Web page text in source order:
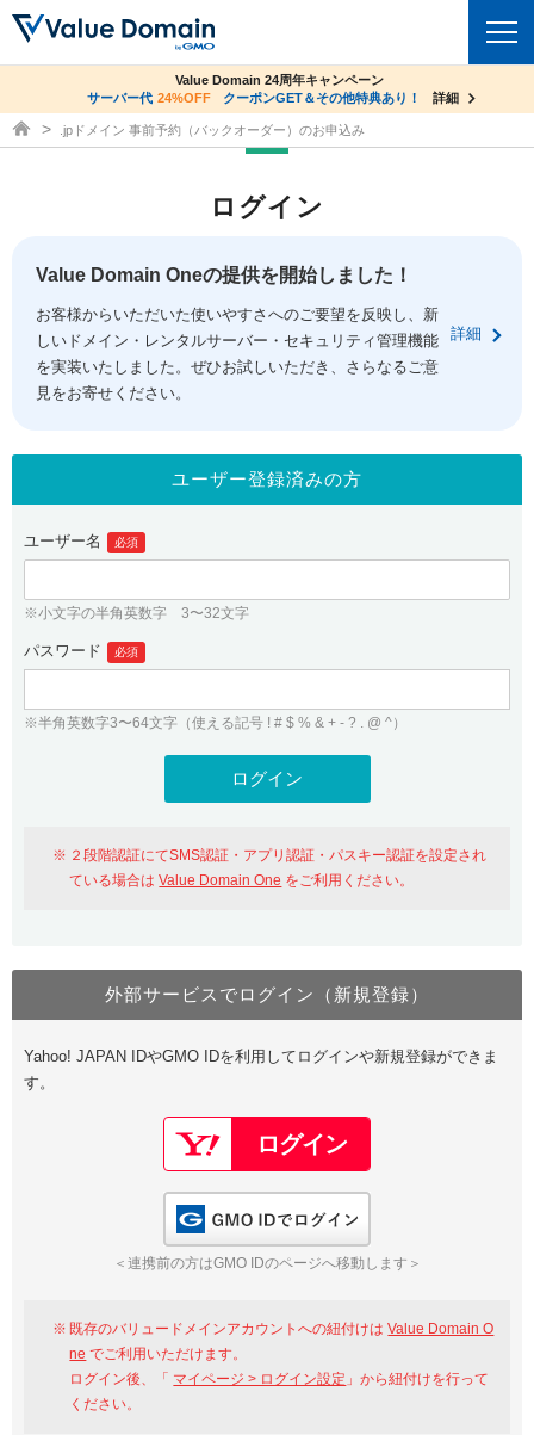
ドメイントップ
ドメイン移管
ドメイン価格一覧
ドメイン一括検索
.jpドメインオークション
gTLDオークション NEW!
.jpドメインバックオーダー
プレミアムドメイン
人気ドメインの種類
WHOIS検索
コアサーバー
バリューサーバー
XREA
セキュリティトップ
Value Domain ネットde診断
SSL証明書
サービストップ
お得意様割引
紹介制度
バリュードメインAPI
ドメイン・ホスティングOEM
facebook
ログイン
従来のバリュードメインをご利用希望の方
Value Domainにログイン
おすすめ One レンタルサーバーを含む最新の機能を使う方
Value Domain Oneにログイン
Google
GMO ID Amazon
※AmazonはValue Domain Oneのログイン画面へ遷移します
ユーザー登録
Value Domain Oneアカウント作成
以下でも登録可能
Google Yahoo!
GMO ID
co.jpドメイン✕コアサーバーV2ビジネス応援キャンペーン
サーバー料金1年間無料
詳細
Value Domain 24周年キャンペーン
サーバー代 24%OFF クーポンGET＆その他特典あり！ 詳細
ドメイン取得ならバリュードメイン
.jpドメイン 事前予約（バックオーダー）のお申込み
ログイン
Value Domain Oneの提供を開始しました！
お客様からいただいた使いやすさへのご要望を反映し、新
しいドメイン・レンタルサーバー・セキュリティ管理機能
を実装いたしました。ぜひお試しいただき、さらなるご意
見をお寄せください。
詳細
ユーザー登録済みの方
ユーザー名 必須
※小文字の半角英数字 3〜32文字
パスワード 必須
※半角英数字3〜64文字（使える記号 ! # $ % & + - ? . @ ^）
２段階認証にてSMS認証・アプリ認証・パスキー認証を設定され
ている場合はValue Domain One をご利用ください。
外部サービスでログイン（新規登録）
Yahoo! JAPAN IDやGMO IDを利用してログインや新規登録ができま
す。
＜連携前の方はGMO IDのページへ移動します＞
既存のバリュードメインアカウントへの紐付けはValue Domain O
ne でご利用いただけます。
ログイン後、「 マイページ > ログイン設定 」から紐付けを行って
ください。